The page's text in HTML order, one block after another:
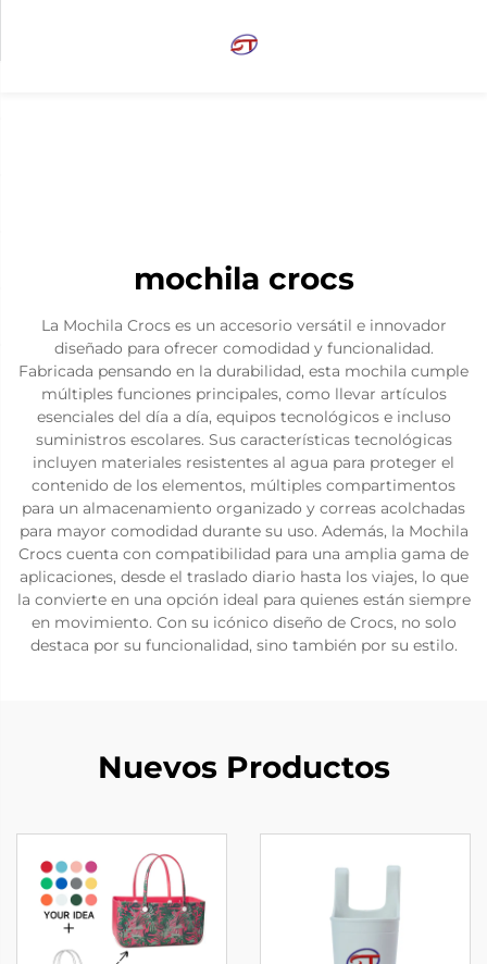
mochila crocs
La Mochila Crocs es un accesorio versátil e innovador
diseñado para ofrecer comodidad y funcionalidad.
Fabricada pensando en la durabilidad, esta mochila cumple
múltiples funciones principales, como llevar artículos
esenciales del día a día, equipos tecnológicos e incluso
suministros escolares. Sus características tecnológicas
incluyen materiales resistentes al agua para proteger el
contenido de los elementos, múltiples compartimentos
para un almacenamiento organizado y correas acolchadas
para mayor comodidad durante su uso. Además, la Mochila
Crocs cuenta con compatibilidad para una amplia gama de
aplicaciones, desde el traslado diario hasta los viajes, lo que
la convierte en una opción ideal para quienes están siempre
en movimiento. Con su icónico diseño de Crocs, no solo
destaca por su funcionalidad, sino también por su estilo.
Nuevos Productos